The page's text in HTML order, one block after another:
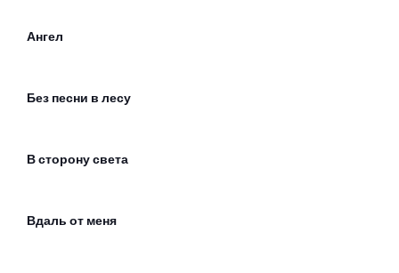
Ангел
Без песни в лесу
В сторону света
Вдаль от меня